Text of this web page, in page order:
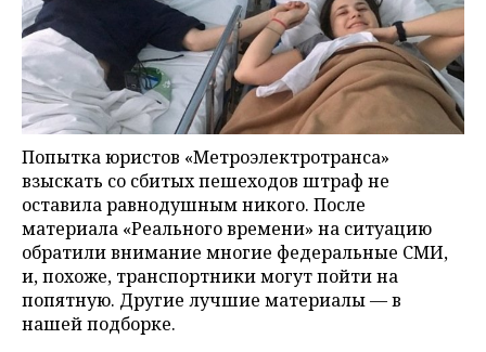
НЕФТЕХИМИЯ
НЕФТЬ
ОПК
ЭНЕРГЕТИКА
РОЗНИЧНАЯ ТОРГОВЛЯ
ТРАНСПОРТ
УСЛУГИ
НОВОСТИ ТЕХНОЛОГИЙ
IT
МЕДИА
ТЕЛЕКОММУНИКАЦИИ
МЕРОПРИЯТИЯ
НОВОСТИ МЕРОПРИЯТИЙ
ВЫЕЗДНАЯ РЕДАКЦИЯ
БИЗНЕС-БРАНЧИ
ONLINE-КОНФЕРЕНЦИИ
ОТКРЫТАЯ ЛЕКЦИЯ
СПОРТ
НОВОСТИ СПОРТА
ФУТБОЛ
ХОККЕЙ
БАСКЕТБОЛ
ВОЛЕЙБОЛ
ОБЩЕСТВО
НОВОСТИ ОБЩЕСТВА
ВЛАСТЬ
ИНФРАСТРУКТУРА
ФОТОГАЛЕРЕЯ
СЮЖЕТЫ
СПРАВОЧНИК
СПИСОК ПЕРСОН
ПОЛНАЯ ВЕРСИЯ
Попытка юристов «Метроэлектротранса»
взыскать со сбитых пешеходов штраф не
оставила равнодушным никого. После
материала «Реального времени» на ситуацию
обратили внимание многие федеральные СМИ,
и, похоже, транспортники могут пойти на
попятную. Другие лучшие материалы — в
нашей подборке.